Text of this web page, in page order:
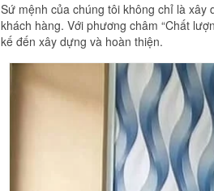
Sứ mệnh của chúng tôi không chỉ là
khách hàng. Với phương châm “Chất
kế đến xây dựng và hoàn thiện.